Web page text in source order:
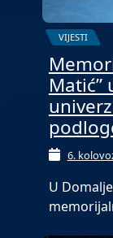
VIJESTI
Matić”
6.
U